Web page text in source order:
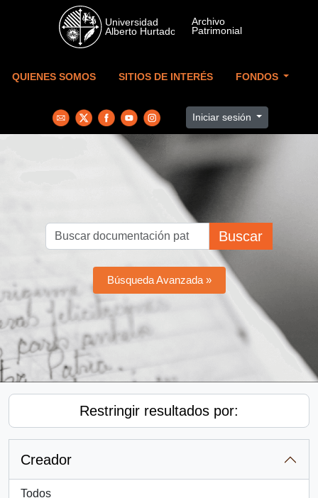
Skip to main content
QUIENES SOMOS SITIOS DE INTERÉS FONDOS
Iniciar sesión
Buscar
Búsqueda Avanzada »
Restringir resultados por:
Creador
Todos